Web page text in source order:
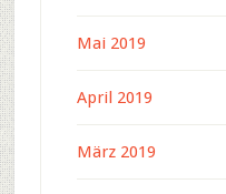
Mai 2019
April 2019
März 2019